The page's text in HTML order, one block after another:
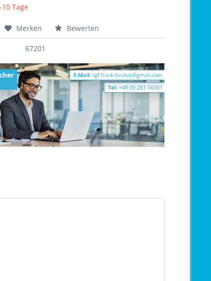
Tage
Merken Bewerten
67201